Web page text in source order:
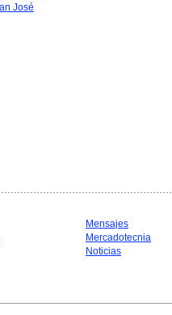
José
Mensajes
Mercadotecnia
Noticias